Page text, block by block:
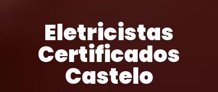
Eletricistas
Certificados
Castelo